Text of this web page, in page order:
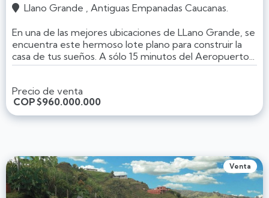
 Llano Grande , Antiguas Empanadas Caucanas.
En una de las mejores ubicaciones de LLano Grande, se
encuentra este hermoso lote plano para construir la
casa de tus sueños. A sólo 15 minutos del Aeropuerto...
Precio de venta
COP$960.000.000
Venta